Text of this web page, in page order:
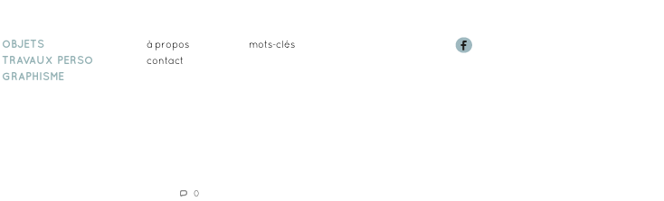
OBJETS
TRAVAUX PERSO
GRAPHISME
à propos
contact
mots-clés
0